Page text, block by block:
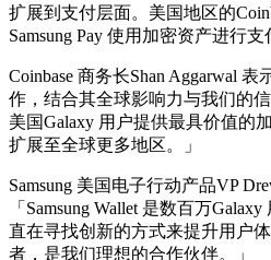
扩展到支付层面。美国地区的
Samsung Pay 使用加密资产进行支
Coinbase 商务长Shan Aggarwal 表
作，结合其全球影响力与我们的
美国Galaxy 用户提供最具价值的
扩展至全球更多地区。」
Samsung 美国电子行动产品VP
「Samsung Wallet 是数百万
直在寻找创新的方式来提升用户
者，是我们理想的合作伙伴。」